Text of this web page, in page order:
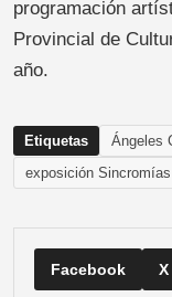
programación
Provincial de
año.
Etiquetas Ángeles
exposición
Facebook X